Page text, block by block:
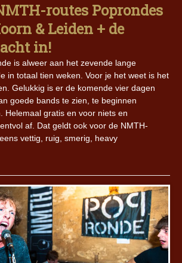
routes Poprondes
& Leiden + de
in!
is alweer aan het zevende lange
in totaal tien weken. Voor je het weet is het
Gelukkig is er de komende vier dagen
goede bands te zien, te beginnen
Helemaal gratis en voor niets en
af. Dat geldt ook voor de NMTH-
vettig, ruig, smerig, heavy